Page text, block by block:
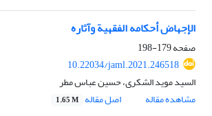
الإجهاض أحکامه الفقهیة وآثاره
صفحه179-198
10.22034/jaml.2021.246518
السید موید الشکری، حسین عباس مطر
مشاهده مقاله
اصل مقاله 1.65 M